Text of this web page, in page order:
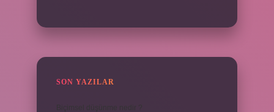
SON YAZILAR